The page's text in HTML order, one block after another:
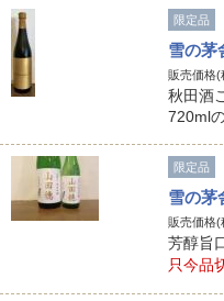
限定品
雪の茅
販売価格(
秋田酒
720mlの
限定品
雪の
販売価格(
芳醇旨
只今品